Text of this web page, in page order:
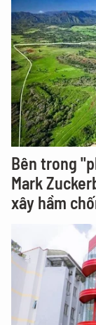
Bên trong
Mark
xây hầm